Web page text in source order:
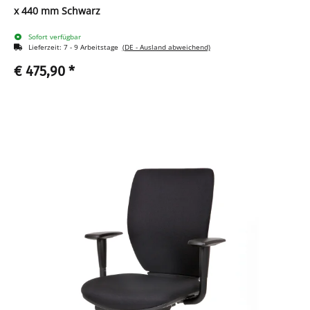
x 440 mm Schwarz
Sofort verfügbar
Lieferzeit: 7 - 9 Arbeitstage (DE - Ausland abweichend)
€ 475,90 *